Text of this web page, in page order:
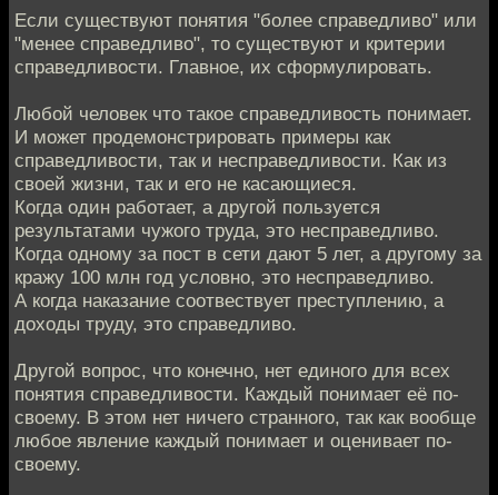
Если существуют понятия "более справедливо" или
"менее справедливо", то существуют и критерии
справедливости. Главное, их сформулировать.
Любой человек что такое справедливость понимает.
И может продемонстрировать примеры как
справедливости, так и несправедливости. Как из
своей жизни, так и его не касающиеся.
Когда один работает, а другой пользуется
результатами чужого труда, это несправедливо.
Когда одному за пост в сети дают 5 лет, а другому за
кражу 100 млн год условно, это несправедливо.
А когда наказание соотвествует преступлению, а
доходы труду, это справедливо.
Другой вопрос, что конечно, нет единого для всех
понятия справедливости. Каждый понимает её по-
своему. В этом нет ничего странного, так как вообще
любое явление каждый понимает и оценивает по-
своему.